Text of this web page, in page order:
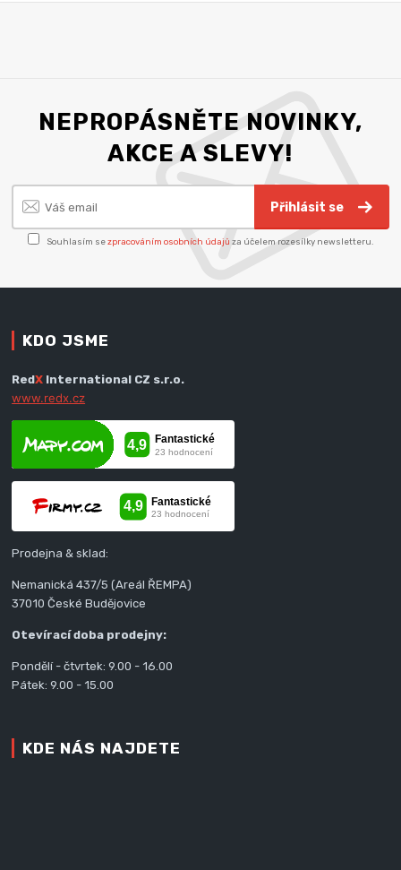
NEPROPÁSNĚTE NOVINKY,
AKCE A SLEVY!
Přihlásit se
Souhlasím sezpracováním osobních údajů za účelem rozesílky newsletteru.
KDO JSME
RedX International CZ s.r.o.
www.redx.cz
Prodejna & sklad:
Nemanická 437/5 (Areál ŘEMPA)
37010 České Budějovice
Otevírací doba prodejny:
Pondělí - čtvrtek: 9.00 - 16.00
Pátek: 9.00 - 15.00
KDE NÁS NAJDETE